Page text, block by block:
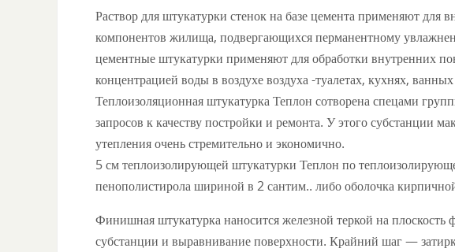
Раствор для штукатурки стенок на базе цемента применяют для
компонентов жилища, подвергающихся перманентному
цементные штукатурки применяют для обработки внутренних
концентрацией воды в воздухе воздуха -туалетах, кухнях,
Теплоизоляционная штукатурка Теплон сотворена спецами
запросов к качеству постройки и ремонта. У этого субстанции
утепления очень стремительно и экономично.
5 см теплоизолирующей штукатурки Теплон по
пенополистирола шириной в 2 сантим.. либо оболочка
Финишная штукатурка наносится железной теркой на плоскость
субстанции и выравнивание поверхности. Крайний шаг —